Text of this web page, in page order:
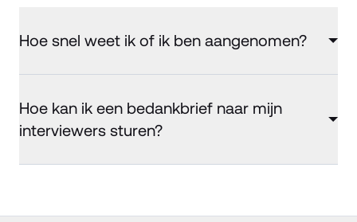
Hoe snel weet ik of ik ben aangenomen?
Hoe kan ik een bedankbrief naar mijn
interviewers sturen?